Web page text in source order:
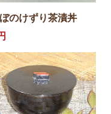
のけずり茶漬丼